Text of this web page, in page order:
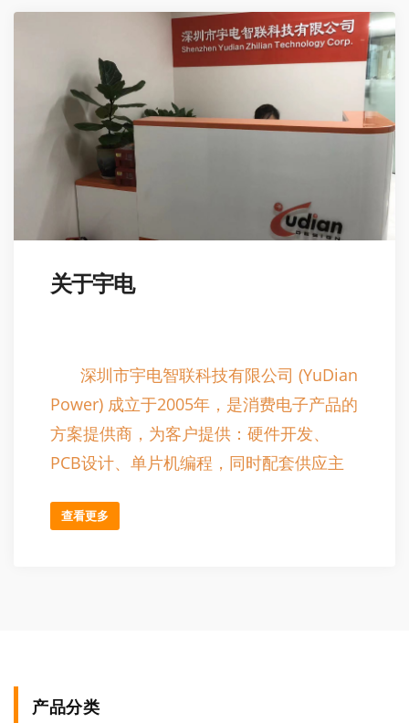
关于宇电
深圳市宇电智联科技有限公司 (YuDian
Power) 成立于2005年，是消费电子产品的
方案提供商，为客户提供：硬件开发、
PCB设计、单片机编程，同时配套供应主
最近10年，公司主力专注于储能电源
枪。
查看更多
产品分类